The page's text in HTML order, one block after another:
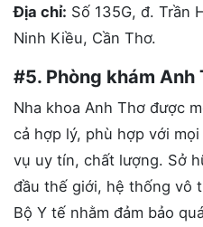
Địa chỉ: Số 135G, đ. Trần
Ninh Kiều, Cần Thơ.
#5. Phòng khám Anh
Nha khoa Anh Thơ được
cả hợp lý, phù hợp với
vụ uy tín, chất lượng. Sở
đầu thế giới, hệ thống vô
Bộ Y tế nhằm đảm bảo